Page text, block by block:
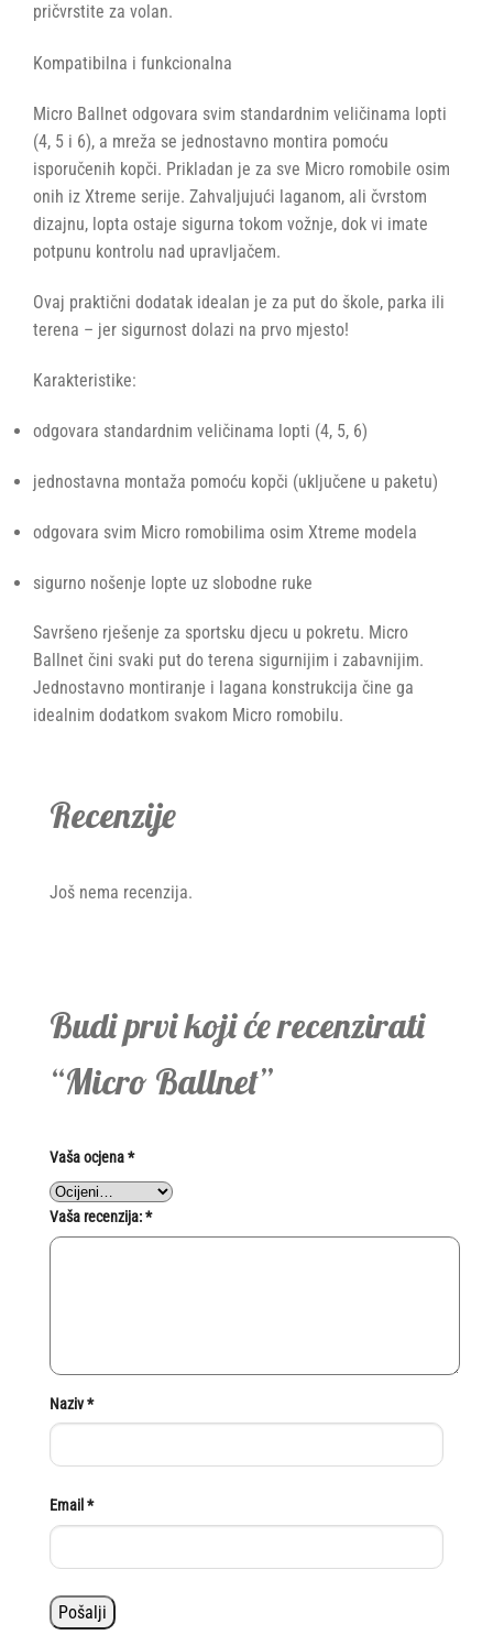
pričvrstite za volan.
Kompatibilna i funkcionalna
Micro Ballnet odgovara svim standardnim veličinama lopti
(4, 5 i 6), a mreža se jednostavno montira pomoću
isporučenih kopči. Prikladan je za sve Micro romobile osim
onih iz Xtreme serije. Zahvaljujući laganom, ali čvrstom
dizajnu, lopta ostaje sigurna tokom vožnje, dok vi imate
potpunu kontrolu nad upravljačem.
Ovaj praktični dodatak idealan je za put do škole, parka ili
terena – jer sigurnost dolazi na prvo mjesto!
Karakteristike:
odgovara standardnim veličinama lopti (4, 5, 6)
jednostavna montaža pomoću kopči (uključene u paketu)
odgovara svim Micro romobilima osim Xtreme modela
sigurno nošenje lopte uz slobodne ruke
Savršeno rješenje za sportsku djecu u pokretu. Micro
Ballnet čini svaki put do terena sigurnijim i zabavnijim.
Jednostavno montiranje i lagana konstrukcija čine ga
idealnim dodatkom svakom Micro romobilu.
Recenzije
Još nema recenzija.
Budi prvi koji će recenzirati
“Micro Ballnet”
Vaša ocjena*
Vaša recenzija:*
Naziv*
Email *